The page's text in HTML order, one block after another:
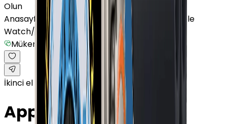
Olun
Anasayfa
Akıllı Saat ve Bileklik / Akıllı Saat
Apple
Watch/ Watch Series 9
Mükemmel
İkinci el
Apple Watch Series 9